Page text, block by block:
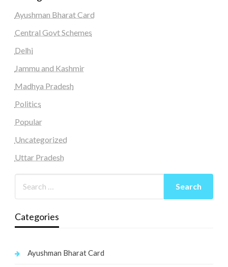
Ayushman Bharat Card
Central Govt Schemes
Delhi
Jammu and Kashmir
Madhya Pradesh
Politics
Popular
Uncategorized
Uttar Pradesh
Categories
Ayushman Bharat Card